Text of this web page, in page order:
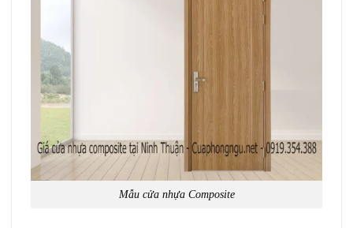
Mẫu cửa nhựa Composite